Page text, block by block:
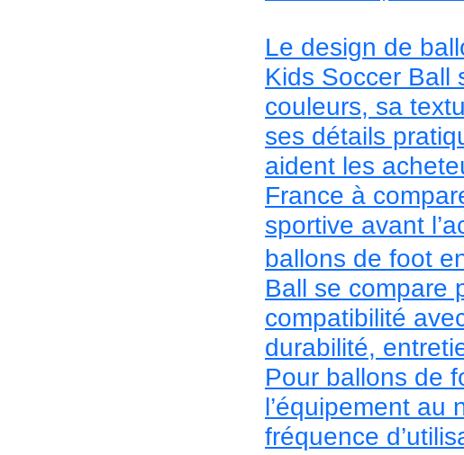
Le design de
Kids Soccer Ball
couleurs, sa
ses détails
aident les
France à
sportive avant
ballons de foot
Ball se compare
compatibilité
durabilité,
Pour ballons de
l’équipement au
fréquence